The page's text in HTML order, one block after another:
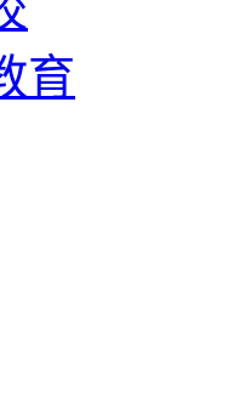
育